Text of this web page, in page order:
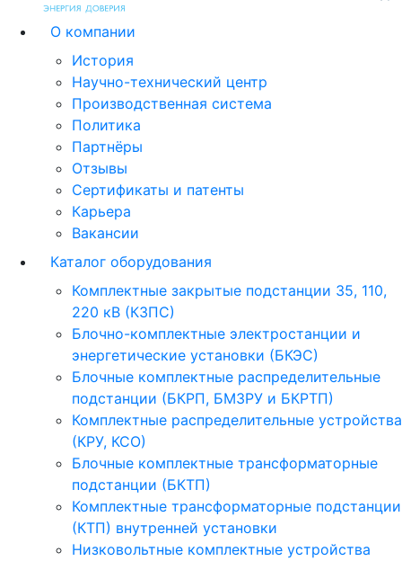
О компании
История
Научно-технический центр
Производственная система
Политика
Партнёры
Отзывы
Сертификаты и патенты
Карьера
Вакансии
Каталог оборудования
Комплектные закрытые подстанции 35, 110,
220 кВ (КЗПС)
Блочно-комплектные электростанции и
энергетические установки (БКЭС)
Блочные комплектные распределительные
подстанции (БКРП, БМЗРУ и БКРТП)
Комплектные распределительные устройства
(КРУ, КСО)
Блочные комплектные трансформаторные
подстанции (БКТП)
Комплектные трансформаторные подстанции
(КТП) внутренней установки
Низковольтные комплектные устройства